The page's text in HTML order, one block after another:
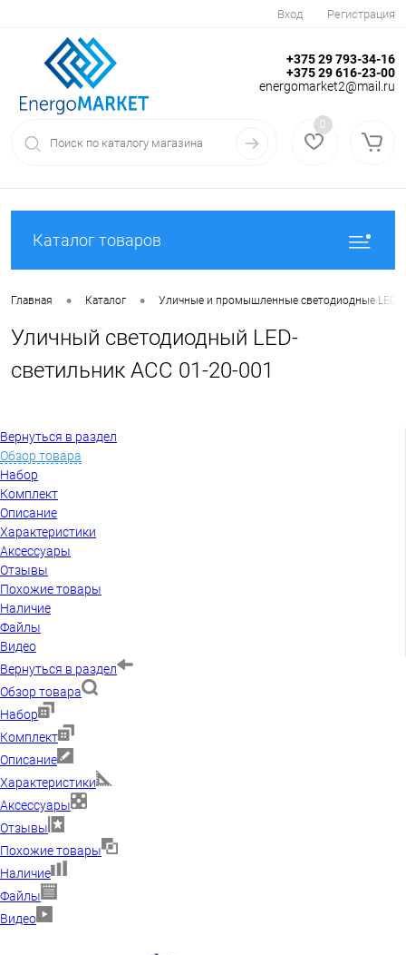
Вход Регистрация
+375 29 793-34-16
+375 29 616-23-00
energomarket2@mail.ru
0
Каталог товаров
Главная • Каталог • Уличные и промышленные светодиодные LED-
Уличный светодиодный LED-
светильник АСС 01-20-001
Вернуться в раздел
Обзор товара
Набор
Комплект
Описание
Характеристики
Аксессуары
Отзывы
Похожие товары
Наличие
Файлы
Видео
Вернуться в раздел
Обзор товара
Набор
Комплект
Описание
Характеристики
Аксессуары
Отзывы
Похожие товары
Наличие
Файлы
Видео